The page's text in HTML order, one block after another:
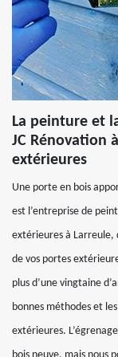
La peinture et
JC Rénovation
extérieures
Une porte en bois
est l’entreprise de
extérieures à
de vos portes
plus d’une vingtaine
bonnes méthodes et
extérieures.